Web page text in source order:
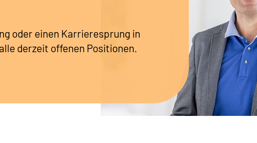
oder einen Karrieresprung in
derzeit offenen Positionen.